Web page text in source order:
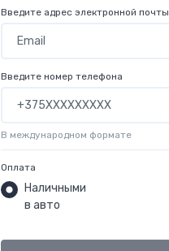
Введите адрес электронной почты
Введите номер телефона
В международном формате
Оплата
Наличными
в авто